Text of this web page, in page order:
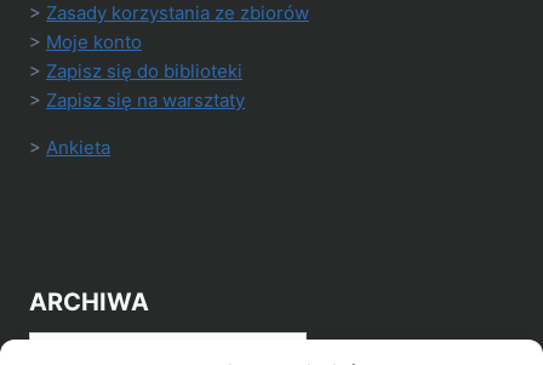
> Zasady korzystania ze zbiorów
> Moje konto
> Zapisz się do biblioteki
> Zapisz się na warsztaty
> Ankieta
ARCHIWA
Archiwa